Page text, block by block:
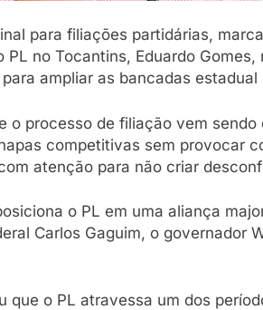
para filiações partidárias,
PL no Tocantins, Eduardo
ampliar as bancadas estadual
o processo de filiação vem
competitivas sem provocar
atenção para não criar
o PL em uma aliança
Carlos Gaguim, o governador
que o PL atravessa um dos